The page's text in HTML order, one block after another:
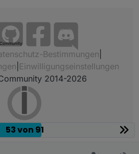
Community
Bestimmungen
Einwilligungseinstellungen
2014-2026
53 von 91